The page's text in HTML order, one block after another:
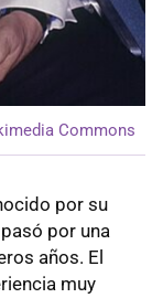
Commons
por su
pasó por una
años. El
muy